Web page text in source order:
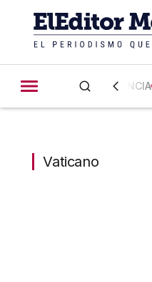
CIENCIA
Vaticano